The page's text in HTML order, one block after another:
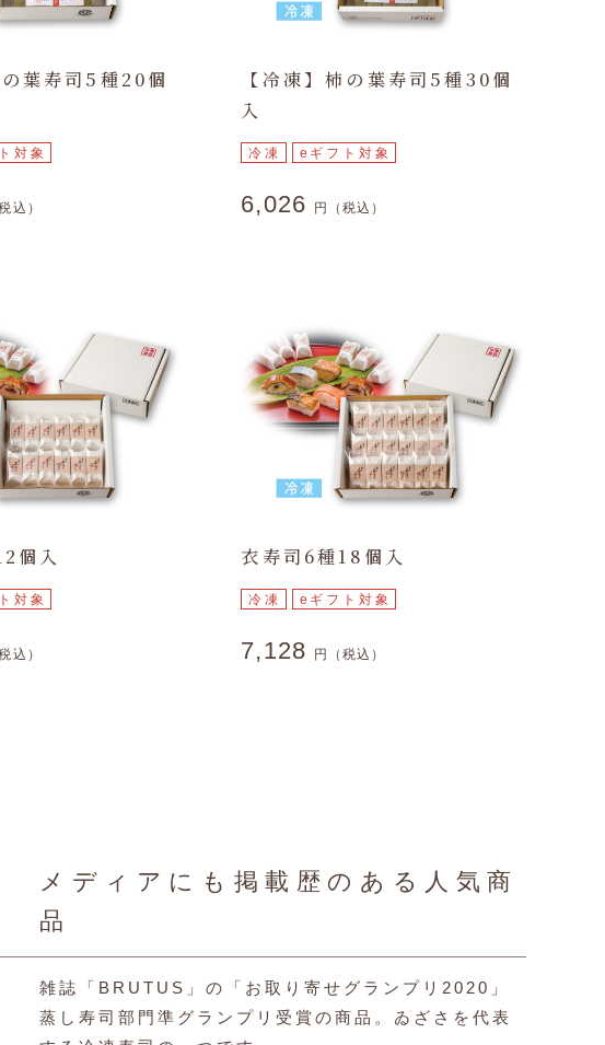
の葉寿司5種20個
対象
込）
【冷凍】柿の葉寿司5種30個
入
冷凍 eギフト対象
6,026 円（税込）
個入
対象
込）
衣寿司6種18個入
冷凍 eギフト対象
7,128 円（税込）
メディアにも掲載歴のある人気商
品
雑誌「BRUTUS」の「お取り寄せグランプリ2020」
蒸し寿司部門準グランプリ受賞の商品。ゐざさを代表